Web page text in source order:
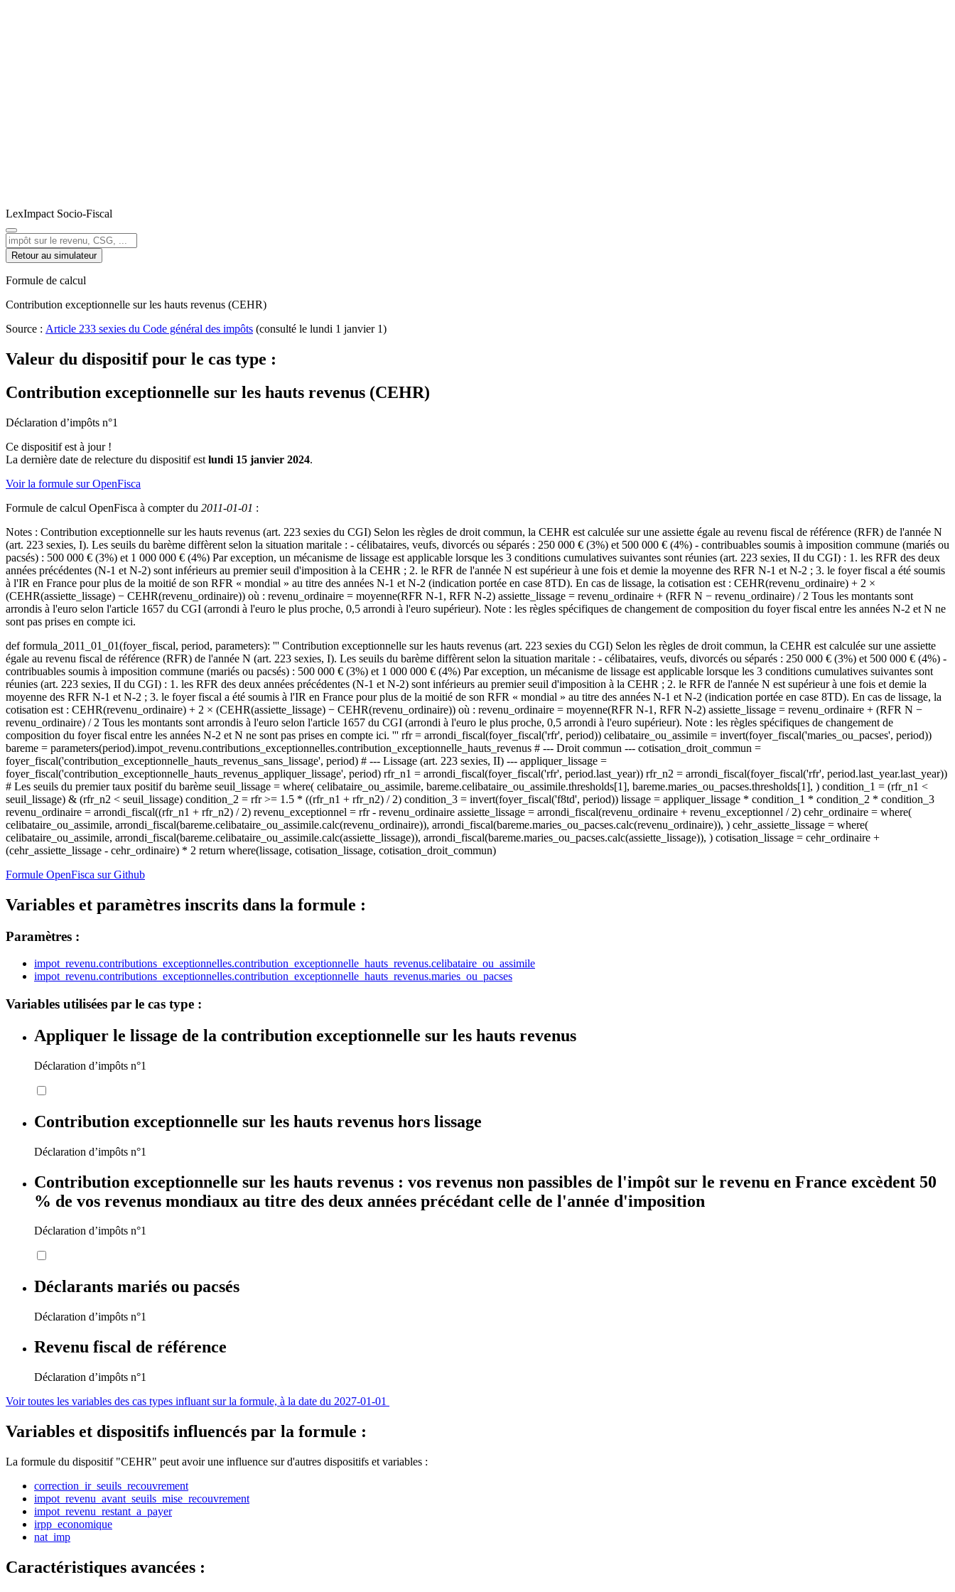
LexImpact Socio-Fiscal
Retour au simulateur
Formule de calcul
Contribution exceptionnelle sur les hauts revenus (CEHR)
Source : Article 233 sexies du Code général des impôts (consulté le lundi 1 janvier 1)
Valeur du dispositif pour le cas type :
Contribution exceptionnelle sur les hauts revenus (CEHR)
Déclaration d’impôts n°1
Ce dispositif est à jour !
La dernière date de relecture du dispositif est lundi 15 janvier 2024.
Voir la formule sur OpenFisca
Formule de calcul OpenFisca à compter du 2011-01-01 :
Notes : Contribution exceptionnelle sur les hauts revenus (art. 223 sexies du CGI) Selon les règles de droit commun, la CEHR est calculée sur une assiette égale au revenu fiscal de référence (RFR) de l'année N
(art. 223 sexies, I). Les seuils du barème diffèrent selon la situation maritale : - célibataires, veufs, divorcés ou séparés : 250 000 € (3%) et 500 000 € (4%) - contribuables soumis à imposition commune (mariés ou
pacsés) : 500 000 € (3%) et 1 000 000 € (4%) Par exception, un mécanisme de lissage est applicable lorsque les 3 conditions cumulatives suivantes sont réunies (art. 223 sexies, II du CGI) : 1. les RFR des deux
années précédentes (N-1 et N-2) sont inférieurs au premier seuil d'imposition à la CEHR ; 2. le RFR de l'année N est supérieur à une fois et demie la moyenne des RFR N-1 et N-2 ; 3. le foyer fiscal a été soumis
à l'IR en France pour plus de la moitié de son RFR « mondial » au titre des années N-1 et N-2 (indication portée en case 8TD). En cas de lissage, la cotisation est : CEHR(revenu_ordinaire) + 2 ×
(CEHR(assiette_lissage) − CEHR(revenu_ordinaire)) où : revenu_ordinaire = moyenne(RFR N-1, RFR N-2) assiette_lissage = revenu_ordinaire + (RFR N − revenu_ordinaire) / 2 Tous les montants sont
arrondis à l'euro selon l'article 1657 du CGI (arrondi à l'euro le plus proche, 0,5 arrondi à l'euro supérieur). Note : les règles spécifiques de changement de composition du foyer fiscal entre les années N-2 et N ne
sont pas prises en compte ici.
def formula_2011_01_01(foyer_fiscal, period, parameters): ''' Contribution exceptionnelle sur les hauts revenus (art. 223 sexies du CGI) Selon les règles de droit commun, la CEHR est calculée sur une assiette
égale au revenu fiscal de référence (RFR) de l'année N (art. 223 sexies, I). Les seuils du barème diffèrent selon la situation maritale : - célibataires, veufs, divorcés ou séparés : 250 000 € (3%) et 500 000 € (4%) -
contribuables soumis à imposition commune (mariés ou pacsés) : 500 000 € (3%) et 1 000 000 € (4%) Par exception, un mécanisme de lissage est applicable lorsque les 3 conditions cumulatives suivantes sont
réunies (art. 223 sexies, II du CGI) : 1. les RFR des deux années précédentes (N-1 et N-2) sont inférieurs au premier seuil d'imposition à la CEHR ; 2. le RFR de l'année N est supérieur à une fois et demie la
moyenne des RFR N-1 et N-2 ; 3. le foyer fiscal a été soumis à l'IR en France pour plus de la moitié de son RFR « mondial » au titre des années N-1 et N-2 (indication portée en case 8TD). En cas de lissage, la
cotisation est : CEHR(revenu_ordinaire) + 2 × (CEHR(assiette_lissage) − CEHR(revenu_ordinaire)) où : revenu_ordinaire = moyenne(RFR N-1, RFR N-2) assiette_lissage = revenu_ordinaire + (RFR N −
revenu_ordinaire) / 2 Tous les montants sont arrondis à l'euro selon l'article 1657 du CGI (arrondi à l'euro le plus proche, 0,5 arrondi à l'euro supérieur). Note : les règles spécifiques de changement de
composition du foyer fiscal entre les années N-2 et N ne sont pas prises en compte ici. ''' rfr = arrondi_fiscal(foyer_fiscal('rfr', period)) celibataire_ou_assimile = invert(foyer_fiscal('maries_ou_pacses', period))
bareme = parameters(period).impot_revenu.contributions_exceptionnelles.contribution_exceptionnelle_hauts_revenus # --- Droit commun --- cotisation_droit_commun =
foyer_fiscal('contribution_exceptionnelle_hauts_revenus_sans_lissage', period) # --- Lissage (art. 223 sexies, II) --- appliquer_lissage =
foyer_fiscal('contribution_exceptionnelle_hauts_revenus_appliquer_lissage', period) rfr_n1 = arrondi_fiscal(foyer_fiscal('rfr', period.last_year)) rfr_n2 = arrondi_fiscal(foyer_fiscal('rfr', period.last_year.last_year))
# Les seuils du premier taux positif du barème seuil_lissage = where( celibataire_ou_assimile, bareme.celibataire_ou_assimile.thresholds[1], bareme.maries_ou_pacses.thresholds[1], ) condition_1 = (rfr_n1 <
seuil_lissage) & (rfr_n2 < seuil_lissage) condition_2 = rfr >= 1.5 * ((rfr_n1 + rfr_n2) / 2) condition_3 = invert(foyer_fiscal('f8td', period)) lissage = appliquer_lissage * condition_1 * condition_2 * condition_3
revenu_ordinaire = arrondi_fiscal((rfr_n1 + rfr_n2) / 2) revenu_exceptionnel = rfr - revenu_ordinaire assiette_lissage = arrondi_fiscal(revenu_ordinaire + revenu_exceptionnel / 2) cehr_ordinaire = where(
celibataire_ou_assimile, arrondi_fiscal(bareme.celibataire_ou_assimile.calc(revenu_ordinaire)), arrondi_fiscal(bareme.maries_ou_pacses.calc(revenu_ordinaire)), ) cehr_assiette_lissage = where(
celibataire_ou_assimile, arrondi_fiscal(bareme.celibataire_ou_assimile.calc(assiette_lissage)), arrondi_fiscal(bareme.maries_ou_pacses.calc(assiette_lissage)), ) cotisation_lissage = cehr_ordinaire +
(cehr_assiette_lissage - cehr_ordinaire) * 2 return where(lissage, cotisation_lissage, cotisation_droit_commun)
Formule OpenFisca sur Github
Variables et paramètres inscrits dans la formule :
Paramètres :
impot_revenu.contributions_exceptionnelles.contribution_exceptionnelle_hauts_revenus.celibataire_ou_assimile
impot_revenu.contributions_exceptionnelles.contribution_exceptionnelle_hauts_revenus.maries_ou_pacses
Variables utilisées par le cas type :
Appliquer le lissage de la contribution exceptionnelle sur les hauts revenus
Déclaration d’impôts n°1
Contribution exceptionnelle sur les hauts revenus hors lissage
Déclaration d’impôts n°1
Contribution exceptionnelle sur les hauts revenus : vos revenus non passibles de l'impôt sur le revenu en France excèdent 50
% de vos revenus mondiaux au titre des deux années précédant celle de l'année d'imposition
Déclaration d’impôts n°1
Déclarants mariés ou pacsés
Déclaration d’impôts n°1
Revenu fiscal de référence
Déclaration d’impôts n°1
Voir toutes les variables des cas types influant sur la formule, à la date du 2027-01-01
Variables et dispositifs influencés par la formule :
La formule du dispositif "CEHR" peut avoir une influence sur d'autres dispositifs et variables :
correction_ir_seuils_recouvrement
impot_revenu_avant_seuils_mise_recouvrement
impot_revenu_restant_a_payer
irpp_economique
nat_imp
Caractéristiques avancées :